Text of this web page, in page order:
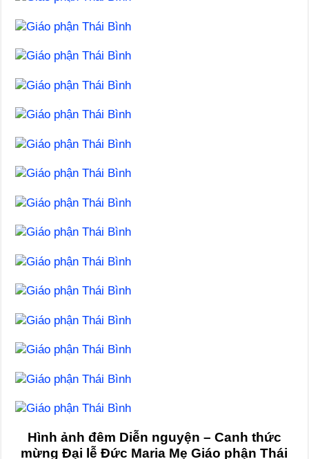
Hình ảnh đêm Diễn nguyện – Canh thức
mừng Đại lễ Đức Maria Mẹ Giáo phận Thái